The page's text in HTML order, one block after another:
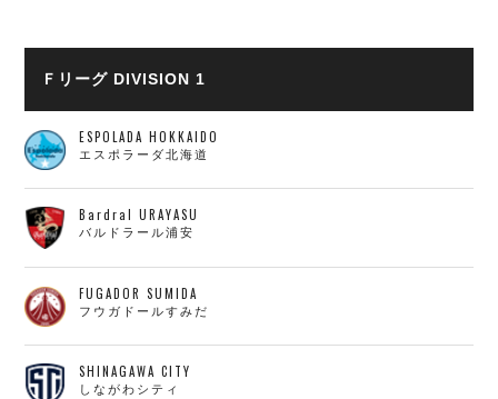
Ｆリーグ DIVISION 1
ESPOLADA HOKKAIDO
エスポラーダ北海道
Bardral URAYASU
バルドラール浦安
FUGADOR SUMIDA
フウガドールすみだ
SHINAGAWA CITY
しながわシティ